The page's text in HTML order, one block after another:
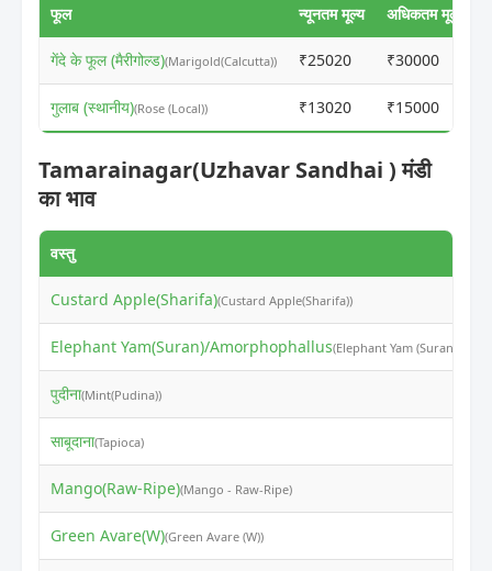
फूल न्यूनतम मूल्य अधिकतम मूल्य
गेंदे के फूल (मैरीगोल्ड)(Marigold(Calcutta)) ₹25020 ₹30000
गुलाब (स्थानीय)(Rose (Local)) ₹13020 ₹15000
Tamarainagar(Uzhavar Sandhai ) मंडी
का भाव
वस्तु
Custard Apple(Sharifa)(Custard Apple(Sharifa))
Elephant Yam(Suran)/Amorphophallus(Elephant Yam (Suran))
पुदीना(Mint(Pudina))
साबूदाना(Tapioca)
Mango(Raw-Ripe)(Mango - Raw-Ripe)
Green Avare(W)(Green Avare (W))